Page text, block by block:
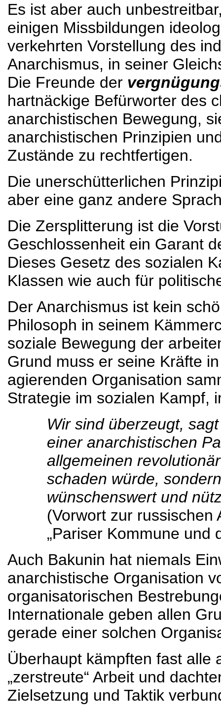
Es ist aber auch
einigen Missbildungen
verkehrten Vorstellung des
Anarchismus, in seiner
Die Freunde der
hartnäckige Befürworter des
anarchistischen Bewegung,
anarchistischen Prinzipien
Zustände zu rechtfertigen.
Die unerschütterlichen
aber eine ganz andere
Die Zersplitterung ist die
Geschlossenheit ein Garant
Dieses Gesetz des sozialen
Klassen wie auch für
Der Anarchismus ist kein
Philosoph in seinem
soziale Bewegung der
Grund muss er seine Kräfte
agierenden Organisation
Strategie im sozialen Kampf,
Wir sind überzeugt,
einer anarchistischen
allgemeinen
schaden würde,
wünschenswert und
(Vorwort zur russischen
„Pariser Kommune und
Auch Bakunin hat niemals
anarchistische Organisation
organisatorischen
Internationale geben allen
gerade einer solchen
Überhaupt kämpften fast alle
„zerstreute“ Arbeit und
Zielsetzung und Taktik